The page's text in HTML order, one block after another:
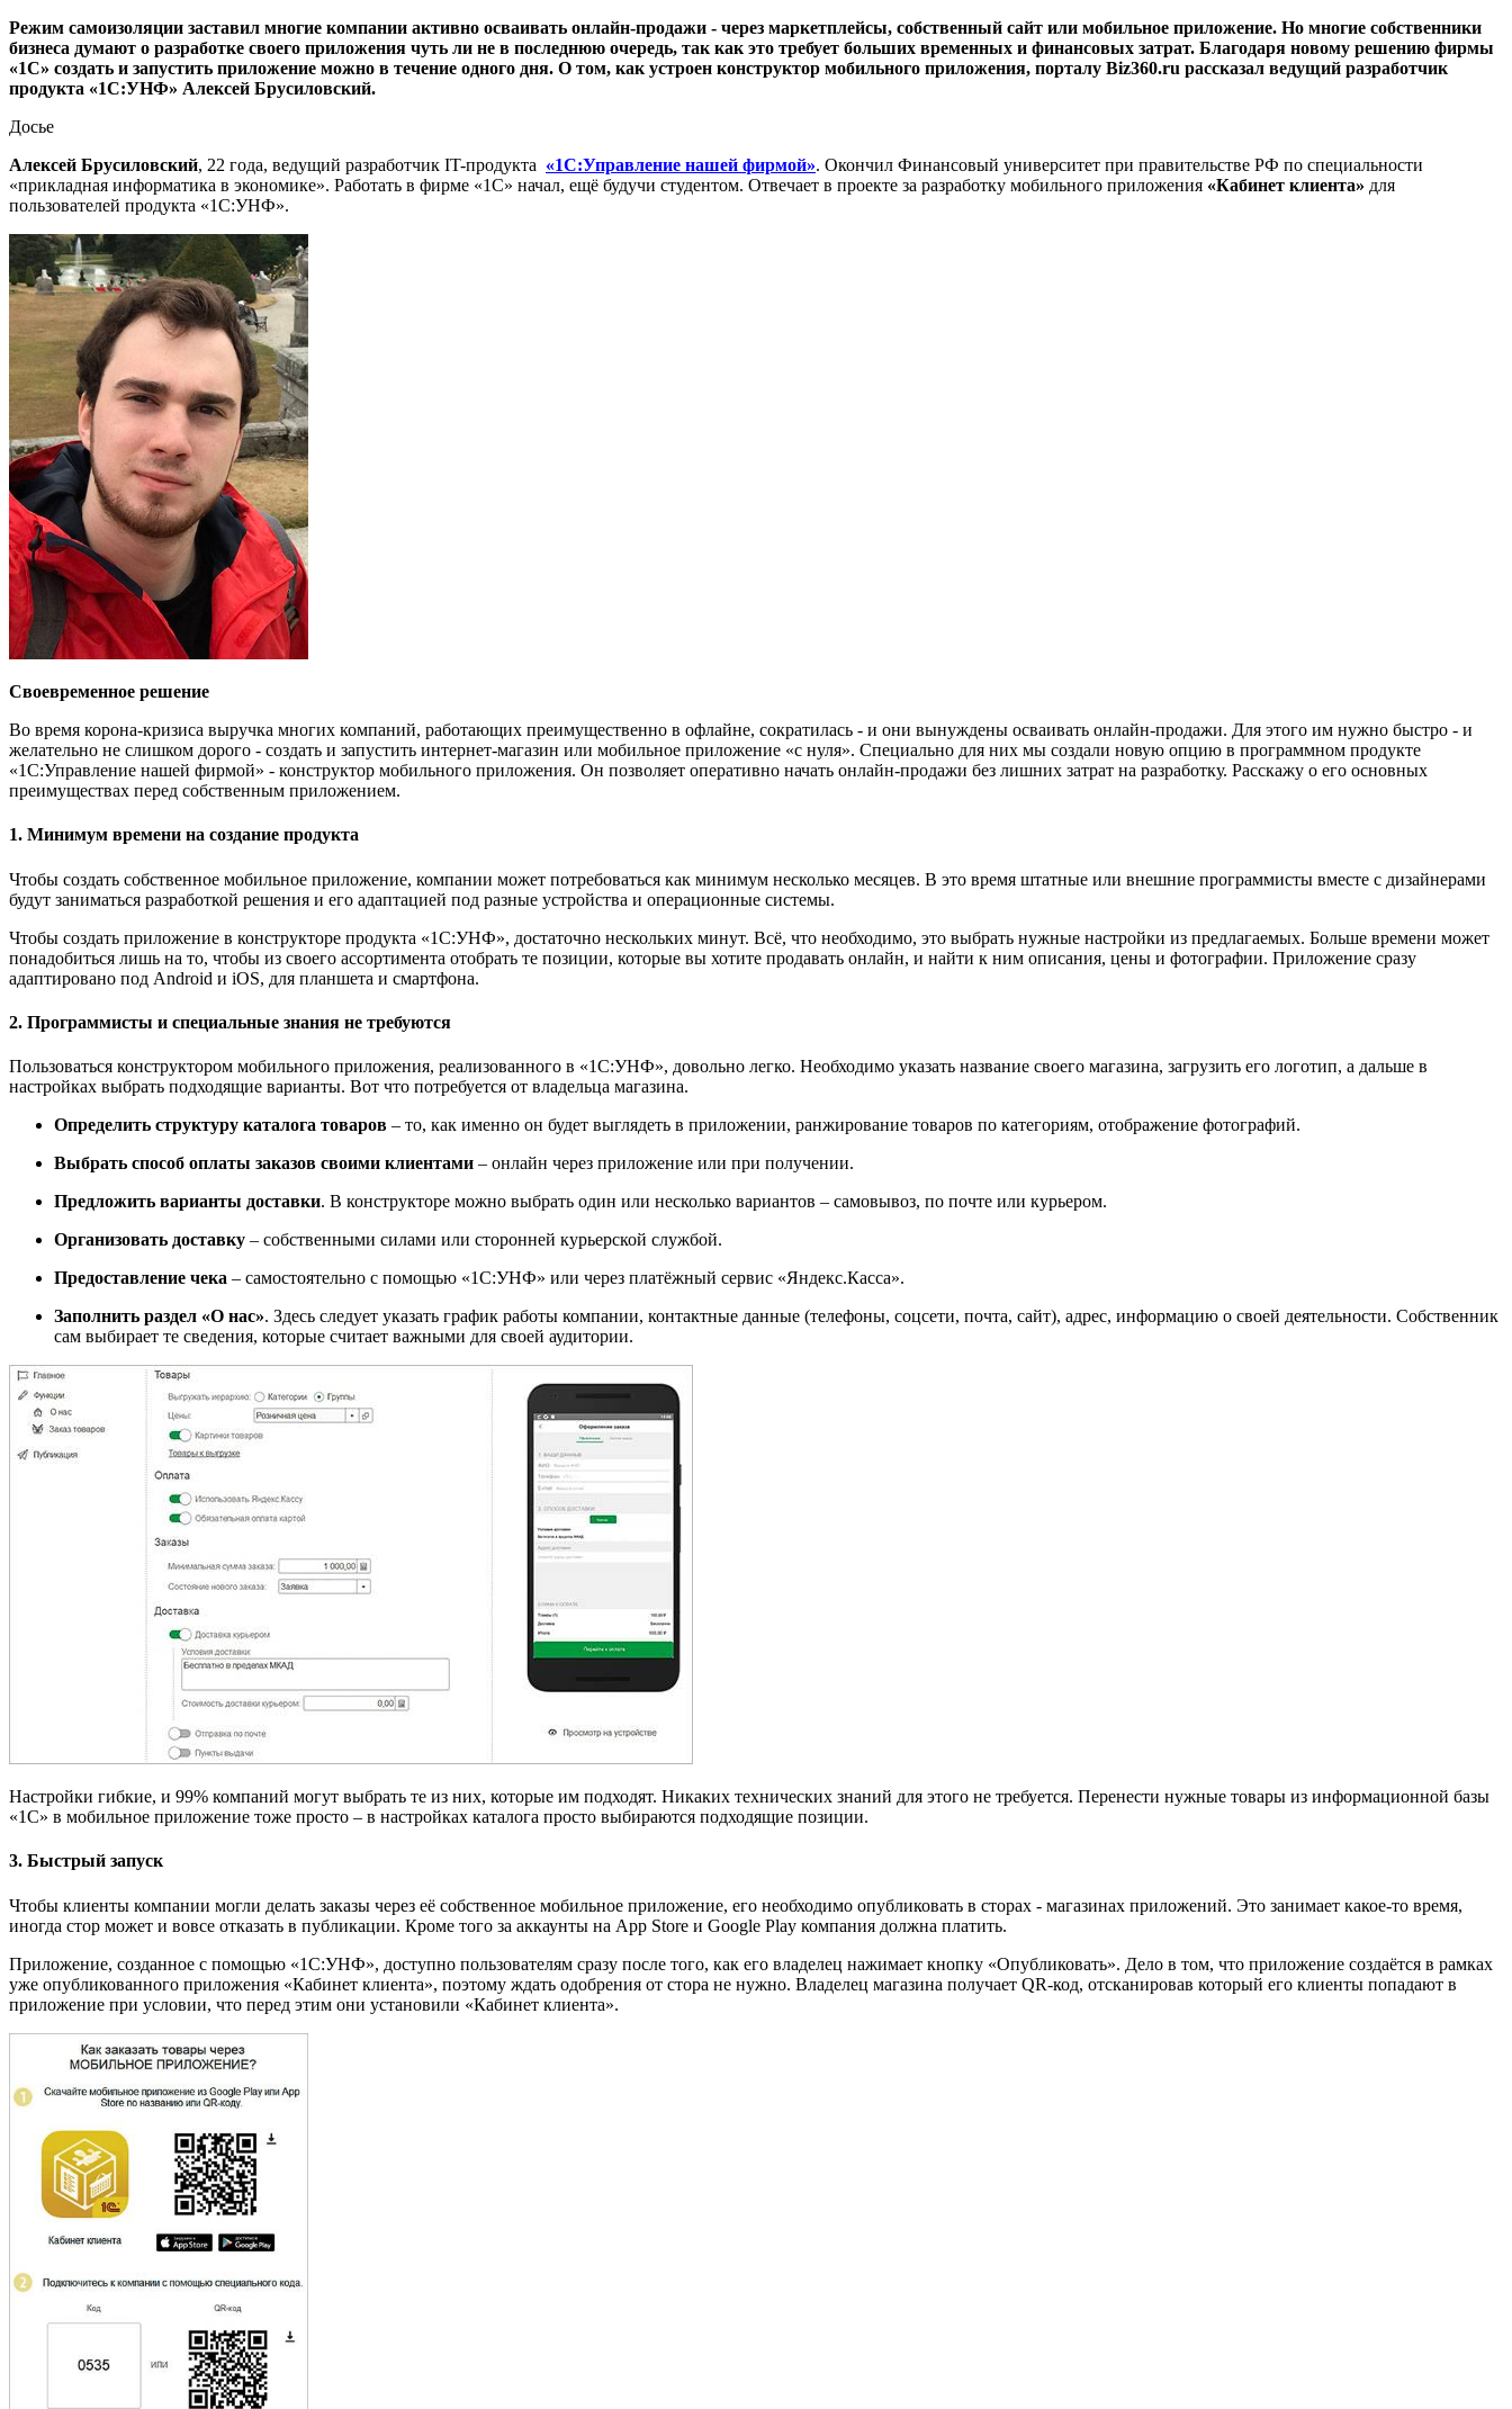
Режим самоизоляции заставил многие компании активно осваивать онлайн-продажи - через маркетплейсы, собственный сайт или мобильное приложение. Но многие собственники
бизнеса думают о разработке своего приложения чуть ли не в последнюю очередь, так как это требует больших временных и финансовых затрат. Благодаря новому решению фирмы
«1С» создать и запустить приложение можно в течение одного дня. О том, как устроен конструктор мобильного приложения, порталу Biz360.ru рассказал ведущий разработчик
продукта «1С:УНФ» Алексей Брусиловский.
Досье
Алексей Брусиловский, 22 года, ведущий разработчик IT-продукта «1С:Управление нашей фирмой». Окончил Финансовый университет при правительстве РФ по специальности
«прикладная информатика в экономике». Работать в фирме «1С» начал, ещё будучи студентом. Отвечает в проекте за разработку мобильного приложения «Кабинет клиента» для
пользователей продукта «1С:УНФ».
Своевременное решение
Во время корона-кризиса выручка многих компаний, работающих преимущественно в офлайне, сократилась - и они вынуждены осваивать онлайн-продажи. Для этого им нужно быстро - и
желательно не слишком дорого - создать и запустить интернет-магазин или мобильное приложение «с нуля». Специально для них мы создали новую опцию в программном продукте
«1С:Управление нашей фирмой» - конструктор мобильного приложения. Он позволяет оперативно начать онлайн-продажи без лишних затрат на разработку. Расскажу о его основных
преимуществах перед собственным приложением.
1. Минимум времени на создание продукта
Чтобы создать собственное мобильное приложение, компании может потребоваться как минимум несколько месяцев. В это время штатные или внешние программисты вместе с дизайнерами
будут заниматься разработкой решения и его адаптацией под разные устройства и операционные системы.
Чтобы создать приложение в конструкторе продукта «1С:УНФ», достаточно нескольких минут. Всё, что необходимо, это выбрать нужные настройки из предлагаемых. Больше времени может
понадобиться лишь на то, чтобы из своего ассортимента отобрать те позиции, которые вы хотите продавать онлайн, и найти к ним описания, цены и фотографии. Приложение сразу
адаптировано под Android и iOS, для планшета и смартфона.
2. Программисты и специальные знания не требуются
Пользоваться конструктором мобильного приложения, реализованного в «1С:УНФ», довольно легко. Необходимо указать название своего магазина, загрузить его логотип, а дальше в
настройках выбрать подходящие варианты. Вот что потребуется от владельца магазина.
Определить структуру каталога товаров – то, как именно он будет выглядеть в приложении, ранжирование товаров по категориям, отображение фотографий.
Выбрать способ оплаты заказов своими клиентами – онлайн через приложение или при получении.
Предложить варианты доставки. В конструкторе можно выбрать один или несколько вариантов – самовывоз, по почте или курьером.
Организовать доставку – собственными силами или сторонней курьерской службой.
Предоставление чека – самостоятельно с помощью «1С:УНФ» или через платёжный сервис «Яндекс.Касса».
Заполнить раздел «О нас». Здесь следует указать график работы компании, контактные данные (телефоны, соцсети, почта, сайт), адрес, информацию о своей деятельности. Собственник
сам выбирает те сведения, которые считает важными для своей аудитории.
Настройки гибкие, и 99% компаний могут выбрать те из них, которые им подходят. Никаких технических знаний для этого не требуется. Перенести нужные товары из информационной базы
«1С» в мобильное приложение тоже просто – в настройках каталога просто выбираются подходящие позиции.
3. Быстрый запуск
Чтобы клиенты компании могли делать заказы через её собственное мобильное приложение, его необходимо опубликовать в сторах - магазинах приложений. Это занимает какое-то время,
иногда стор может и вовсе отказать в публикации. Кроме того за аккаунты на App Store и Google Play компания должна платить.
Приложение, созданное с помощью «1С:УНФ», доступно пользователям сразу после того, как его владелец нажимает кнопку «Опубликовать». Дело в том, что приложение создаётся в рамках
уже опубликованного приложения «Кабинет клиента», поэтому ждать одобрения от стора не нужно. Владелец магазина получает QR-код, отсканировав который его клиенты попадают в
приложение при условии, что перед этим они установили «Кабинет клиента».